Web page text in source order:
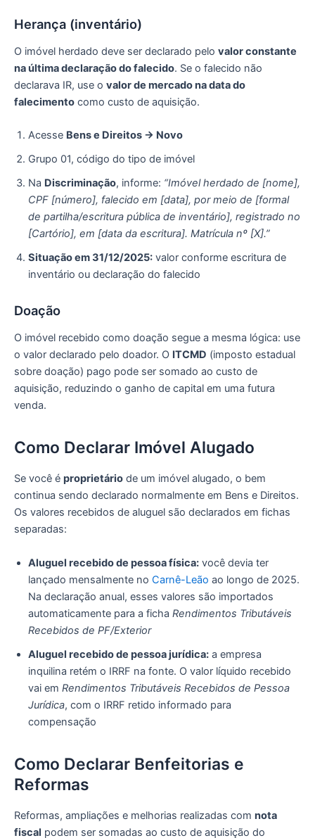
Herança (inventário)
O imóvel herdado deve ser declarado pelo valor constante
na última declaração do falecido. Se o falecido não
declarava IR, use o valor de mercado na data do
falecimento como custo de aquisição.
Acesse Bens e Direitos → Novo
Grupo 01, código do tipo de imóvel
Na Discriminação, informe: “Imóvel herdado de [nome],
CPF [número], falecido em [data], por meio de [formal
de partilha/escritura pública de inventário], registrado no
[Cartório], em [data da escritura]. Matrícula nº [X].”
Situação em 31/12/2025: valor conforme escritura de
inventário ou declaração do falecido
Doação
O imóvel recebido como doação segue a mesma lógica: use
o valor declarado pelo doador. O ITCMD (imposto estadual
sobre doação) pago pode ser somado ao custo de
aquisição, reduzindo o ganho de capital em uma futura
venda.
Como Declarar Imóvel Alugado
Se você é proprietário de um imóvel alugado, o bem
continua sendo declarado normalmente em Bens e Direitos.
Os valores recebidos de aluguel são declarados em fichas
separadas:
Aluguel recebido de pessoa física: você devia ter
lançado mensalmente no Carnê-Leão ao longo de 2025.
Na declaração anual, esses valores são importados
automaticamente para a ficha Rendimentos Tributáveis
Recebidos de PF/Exterior
Aluguel recebido de pessoa jurídica: a empresa
inquilina retém o IRRF na fonte. O valor líquido recebido
vai em Rendimentos Tributáveis Recebidos de Pessoa
Jurídica, com o IRRF retido informado para
compensação
Como Declarar Benfeitorias e
Reformas
Reformas, ampliações e melhorias realizadas com nota
fiscal podem ser somadas ao custo de aquisição do